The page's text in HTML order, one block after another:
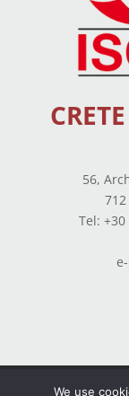
56,
Tel:
Terms of
We use